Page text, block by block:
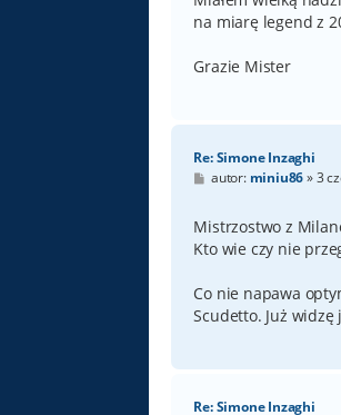
na miarę legend z
Grazie Mister
Re: Simone Inzaghi
P
t
autor: miniu86»3
Mistrzostwo z
Kto wie czy nie
Co nie napawa
Scudetto. Już
Re: Simone Inzaghi